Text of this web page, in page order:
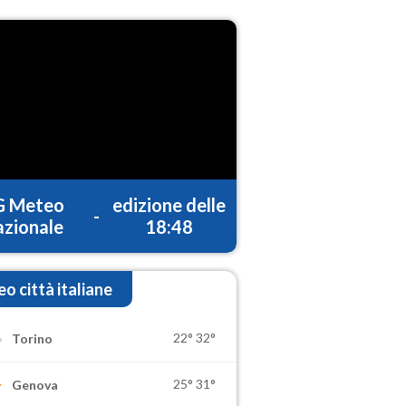
Meteo
-
edizione delle
18:48
città italiane
Torino 22° 32°
Genova 25° 31°